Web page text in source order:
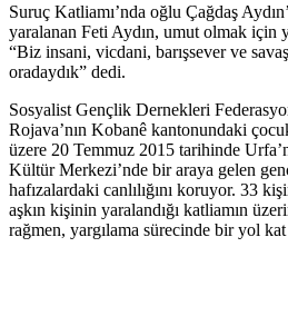
Suruç Katliamı’nda oğlu Çağdaş
yaralanan Feti Aydın, umut olmak için
“Biz insani, vicdani, barışsever ve
oradaydık” dedi.
Sosyalist Gençlik Dernekleri
Rojava’nın Kobanê kantonundaki
üzere 20 Temmuz 2015 tarihinde
Kültür Merkezi’nde bir araya gelen
hafızalardaki canlılığını koruyor. 33
aşkın kişinin yaralandığı katliamın
rağmen, yargılama sürecinde bir yol